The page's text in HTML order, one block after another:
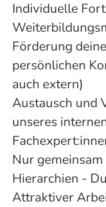
Individuelle
Förderung
persönlichen
auch extern)
Austausch und
unseres
Nur
Hierarchien -
Attraktiver